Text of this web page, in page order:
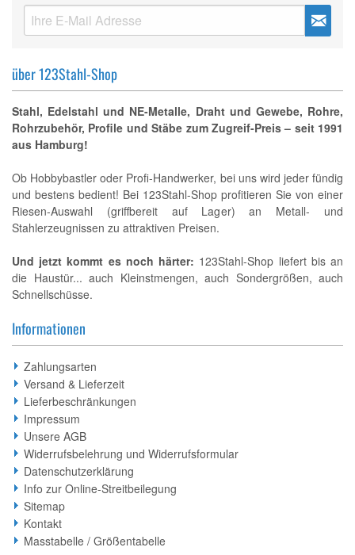
über 123Stahl-Shop
Stahl, Edelstahl und NE-Metalle, Draht und Gewebe, Rohre,
Rohrzubehör, Profile und Stäbe zum Zugreif-Preis – seit 1991
aus Hamburg!
Ob Hobbybastler oder Profi-Handwerker, bei uns wird jeder fündig
und bestens bedient! Bei 123Stahl-Shop profitieren Sie von einer
Riesen-Auswahl (griffbereit auf Lager) an Metall- und
Stahlerzeugnissen zu attraktiven Preisen.
Und jetzt kommt es noch härter: 123Stahl-Shop liefert bis an
die Haustür... auch Kleinstmengen, auch Sondergrößen, auch
Schnellschüsse.
Informationen
Zahlungsarten
Versand & Lieferzeit
Lieferbeschränkungen
Impressum
Unsere AGB
Widerrufsbelehrung und Widerrufsformular
Datenschutzerklärung
Info zur Online-Streitbeilegung
Sitemap
Kontakt
Masstabelle / Größentabelle